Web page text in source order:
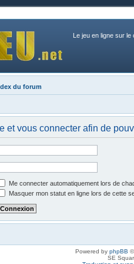
Le jeu en ligne sur le
du forum
et vous connecter afin de
Me connecter automatiquement lors de
Masquer mon statut en ligne lors de cette
Powered by phpBB
SE